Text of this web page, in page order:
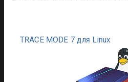
TRACE MODE 7 для Linux